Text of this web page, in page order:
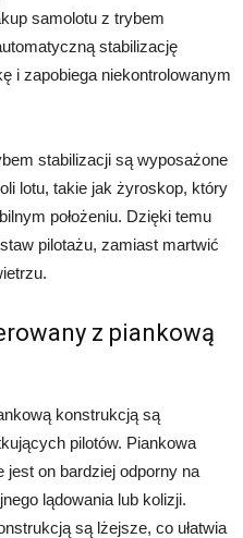
samolotu z trybem
stabilizację
i zapobiega niekontrolowanym
stabilizacji są wyposażone
lotu, takie jak żyroskop, który
położeniu. Dzięki temu
pilotażu, zamiast martwić
z piankową
konstrukcją są
pilotów. Piankowa
on bardziej odporny na
lądowania lub kolizji.
są lżejsze, co ułatwia